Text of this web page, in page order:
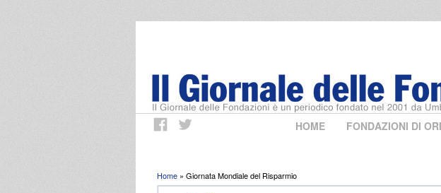
HOME FONDAZIONI DI
Tu sei qui
Home » Giornata Mondiale del Risparmio